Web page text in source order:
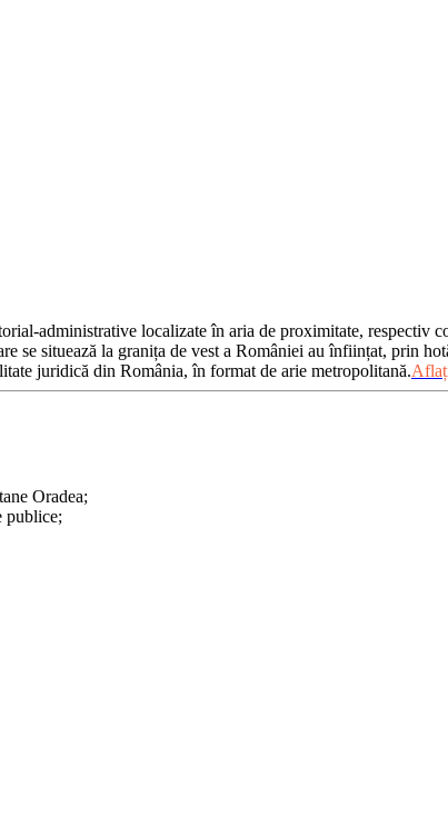
administrative localizate în aria de proximitate, respectiv
situează la granița de vest a României au înființat, prin
juridică din România, în format de arie metropolitană.
Oradea;
publice;